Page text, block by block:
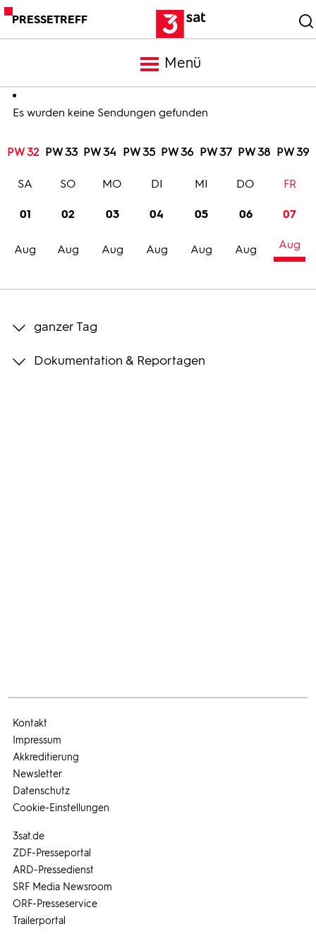
PRESSETREFF
Menü
Meldungen
Programm
Trailer
Bilder
Es wurden keine Sendungen gefunden
PW 32 PW 33 PW 34 PW 35 PW 36 PW 37 PW 38 PW 39
01
Aug
SA
02
Aug
SO
03
Aug
MO
04
Aug
DI
05
Aug
MI
06
Aug
DO
07
Aug
FR
ganzer Tag
Dokumentation & Reportagen
3sat.de
ZDF-Presseportal
ARD-Pressedienst
SRF Media Newsroom
ORF-Presseservice
Trailerportal
Kontakt
Impressum
Akkreditierung
Newsletter
Datenschutz
Cookie-Einstellungen